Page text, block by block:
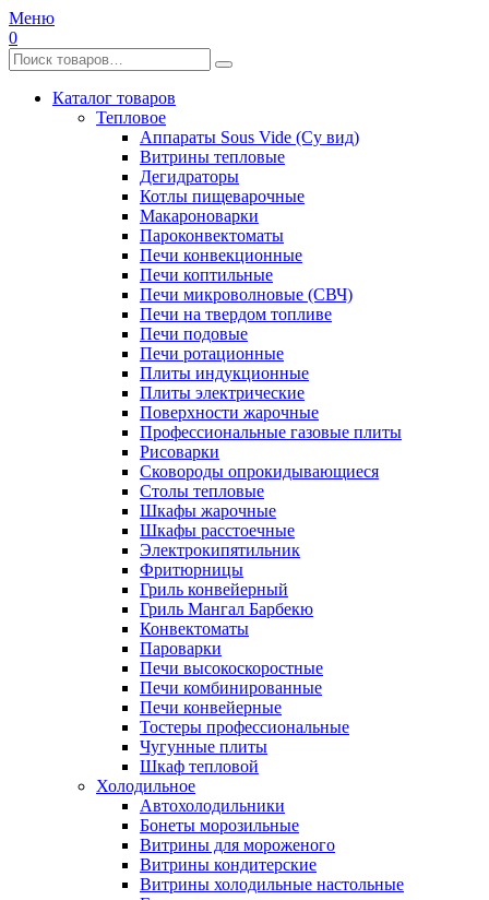
Меню
0
Каталог товаров
Тепловое
Аппараты Sous Vide (Су вид)
Витрины тепловые
Дегидраторы
Котлы пищеварочные
Макароноварки
Пароконвектоматы
Печи конвекционные
Печи коптильные
Печи микроволновые (СВЧ)
Печи на твердом топливе
Печи подовые
Печи ротационные
Плиты индукционные
Плиты электрические
Поверхности жарочные
Профессиональные газовые плиты
Рисоварки
Сковороды опрокидывающиеся
Столы тепловые
Шкафы жарочные
Шкафы расстоечные
Электрокипятильник
Фритюрницы
Гриль конвейерный
Гриль Мангал Барбекю
Конвектоматы
Пароварки
Печи высокоскоростные
Печи комбинированные
Печи конвейерные
Тостеры профессиональные
Чугунные плиты
Шкаф тепловой
Холодильное
Автохолодильники
Бонеты морозильные
Витрины для мороженого
Витрины кондитерские
Витрины холодильные настольные